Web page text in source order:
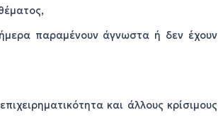
παραμένουν άγνωστα ή δεν έχουν
και άλλους κρίσιμους